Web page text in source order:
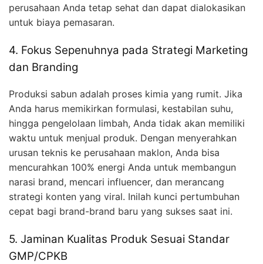
perusahaan Anda tetap sehat dan dapat dialokasikan
untuk biaya pemasaran.
4. Fokus Sepenuhnya pada Strategi Marketing
dan Branding
Produksi sabun adalah proses kimia yang rumit. Jika
Anda harus memikirkan formulasi, kestabilan suhu,
hingga pengelolaan limbah, Anda tidak akan memiliki
waktu untuk menjual produk. Dengan menyerahkan
urusan teknis ke perusahaan maklon, Anda bisa
mencurahkan 100% energi Anda untuk membangun
narasi brand, mencari influencer, dan merancang
strategi konten yang viral. Inilah kunci pertumbuhan
cepat bagi brand-brand baru yang sukses saat ini.
5. Jaminan Kualitas Produk Sesuai Standar
GMP/CPKB